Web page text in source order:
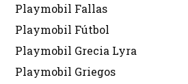
Playmobil Fallas
Playmobil Fútbol
Playmobil Grecia Lyra
Playmobil Griegos